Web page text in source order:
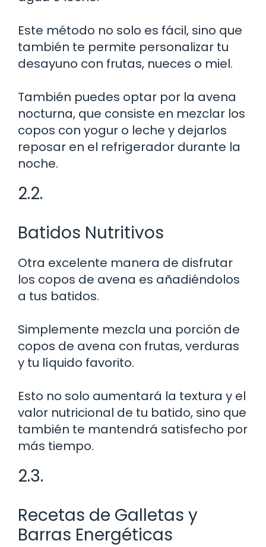
Este método no solo es fácil, sino que
también te permite personalizar tu
desayuno con frutas, nueces o miel.
También puedes optar por la avena
nocturna, que consiste en mezclar los
copos con yogur o leche y dejarlos
reposar en el refrigerador durante la
noche.
2.2.
Batidos Nutritivos
Otra excelente manera de disfrutar
los copos de avena es añadiéndolos
a tus batidos.
Simplemente mezcla una porción de
copos de avena con frutas, verduras
y tu líquido favorito.
Esto no solo aumentará la textura y el
valor nutricional de tu batido, sino que
también te mantendrá satisfecho por
más tiempo.
2.3.
Recetas de Galletas y
Barras Energéticas